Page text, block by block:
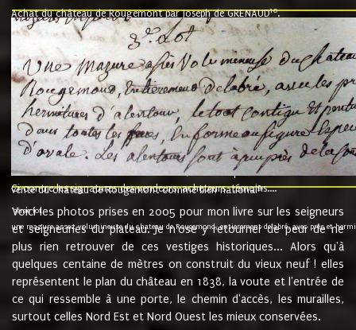
Achat du château de Rougemont par Joseph de GRENAUD10.
"l'an mil six cent soixante treze le ving neuvième jour du mois de
nommé fut présent Messire Claude Guillaume de Moyriat chevalier baron
vend, purement simplement et irrevocablement a monseigneur monsieur
et chavannes conseiller du roy au parlement de Bourgogne, present et
que le dit seigneur Baron de la Vellière a sur ses hommes, indivisables et
de la Velliere tout ainsi et comme le dit seigneur Baron et ses
présent......"
suivent les rentes, donation des terriers, etc... au prix de 880 livre louis
Ci contre les signatures des vendeurs, acheteurs, témoins....
vente du château de Rougemont comme bien national9.
"3ème lot
une mazure assez volumineuse du chateau de Rougemond, entierement delabré, avec près et
Voici les photos prises en 2005 pour mon livre sur les seigneurs
et seigneuries du plateau. Je n'ose y retourner de peur de ne
plus rien retrouver de ces vestiges historiques... Alors qu'à
quelques centaine de mètres on construit du vieux neuf ! elles
représentent le plan du château en 1838, la voute et l'entrée de
ce qui ressemble à une porte, le chemin d'accès, les murailles,
surtout celles Nord Est et Nord Ouest les mieux conservées.